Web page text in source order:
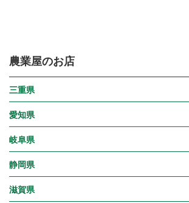
農業屋のお店
三重県
愛知県
岐阜県
静岡県
滋賀県